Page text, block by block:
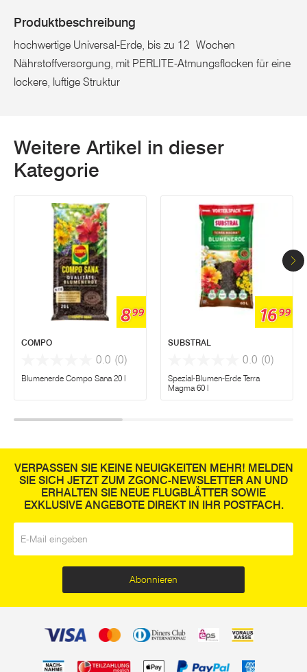
Produktbeschreibung
hochwertige Universal-Erde, bis zu 12 Wochen
Nährstoffversorgung, mit PERLITE-Atmungsflocken für eine
lockere, luftige Struktur
Weitere Artikel in dieser
Kategorie
899
COMPO
0.0 (0)
Blumenerde Compo Sana 20 l
1699
SUBSTRAL
0.0 (0)
Spezial-Blumen-Erde Terra
Magma 60 l
VERPASSEN SIE KEINE NEUIGKEITEN MEHR! MELDEN
SIE SICH JETZT ZUM ZGONC-NEWSLETTER AN UND
ERHALTEN SIE NEUE FLUGBLÄTTER SOWIE
EXKLUSIVE ANGEBOTE DIREKT IN IHR POSTFACH.
Abonnieren